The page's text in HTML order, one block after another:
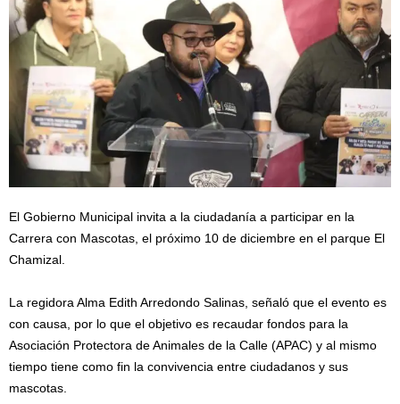
El Gobierno Municipal invita a la ciudadanía a participar en la
Carrera con Mascotas, el próximo 10 de diciembre en el parque El
Chamizal.
La regidora Alma Edith Arredondo Salinas, señaló que el evento es
con causa, por lo que el objetivo es recaudar fondos para la
Asociación Protectora de Animales de la Calle (APAC) y al mismo
tiempo tiene como fin la convivencia entre ciudadanos y sus
mascotas.